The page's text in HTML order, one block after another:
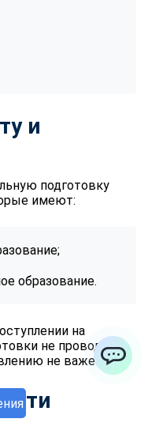
и
подготовку
имеют:
образование.
на
не проводятся.
не важен.